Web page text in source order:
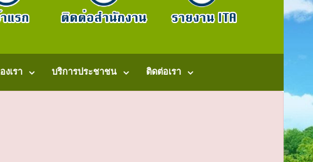
งเรา บริการประชาชน ติดต่อเรา